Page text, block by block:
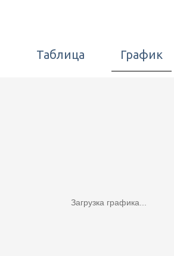
Таблица График
Загрузка графика...